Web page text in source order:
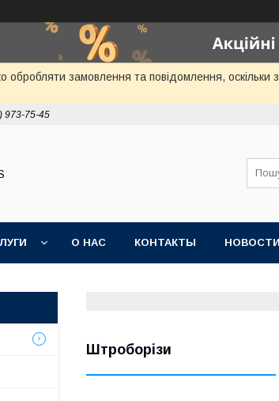
замовлення та повідомлення,
973-75-45
О НАС КОНТАКТЫ НОВОСТИ
Штроборізи